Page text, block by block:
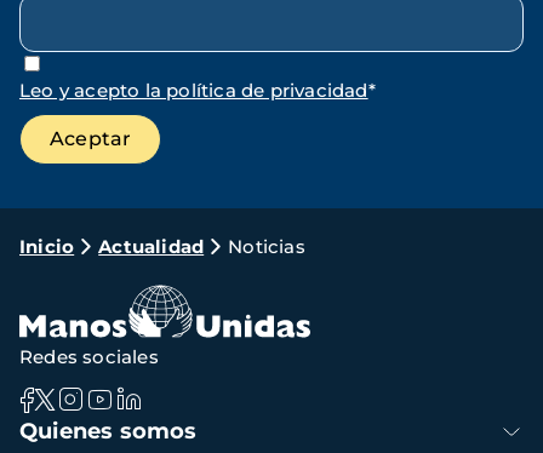
Leo y acepto la política de privacidad*
Ruta
navegación
Inicio Actualidad Noticias
Navegación
Quienes somos
Redes sociales